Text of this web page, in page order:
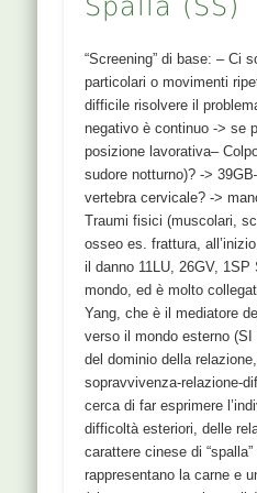
Spalla (SS)
“Screening” di base: – Ci
particolari o movimenti
difficile risolvere il
negativo è continuo -> se
posizione lavorativa–
sudore notturno)? ->
vertebra cervicale? ->
Traumi fisici (muscolari,
osseo es. frattura,
il danno 11LU, 26GV,
mondo, ed è molto
Yang, che è il mediatore
verso il mondo esterno (SI
del dominio della
sopravvivenza-relazione-
cerca di far esprimere
difficoltà esteriori, delle
carattere cinese di “spalla”
rappresentano la carne e
secondo la SIdA”,
argomentata e precisa.
circolazione = wei qi
non nutrizione = ying qi
Cefalea con aura: può
cardiaco (pervietà forame
trans-esofagea Secondo
curiosi, quelli più
cefalee sono: GV (perché
cavità: testa, torace,
tensive, sia per
Ying qi alla testa Yin
vasomotorie. Yin Qiao
utile in cefalee profonde e
Secondo D.D.B. perché
qi controlla i diaframmi
che consentono la
Questo contenuto è solo
come" Accesso
REGISTRATI !